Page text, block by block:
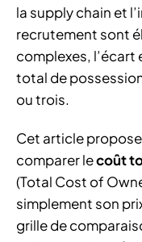
la supply chain et
recrutement sont
complexes, l’écart
total de
ou trois.
Cet article
comparer lecoût
(Total Cost of
simplement son
grille de